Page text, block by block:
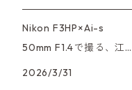
XAシリーズ
35DC、35SP
HEXAR
Leica（ライカ）
デジタルカメラ
レンズその他
FD（キヤノン）
Nikon F3HP×Ai-s
50mm F1.4で撮る、江
戸東京たてもの園。ノ
2026/3/31